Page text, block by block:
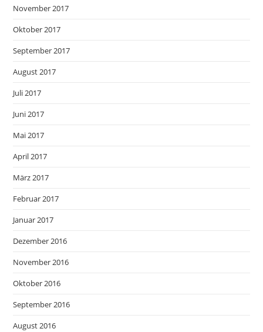
November 2017
Oktober 2017
September 2017
August 2017
Juli 2017
Juni 2017
Mai 2017
April 2017
März 2017
Februar 2017
Januar 2017
Dezember 2016
November 2016
Oktober 2016
September 2016
August 2016